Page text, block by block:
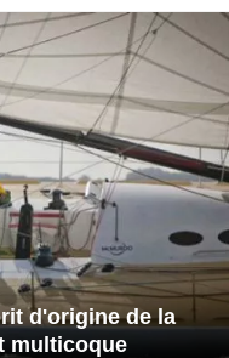
d'origine de la
multicoque